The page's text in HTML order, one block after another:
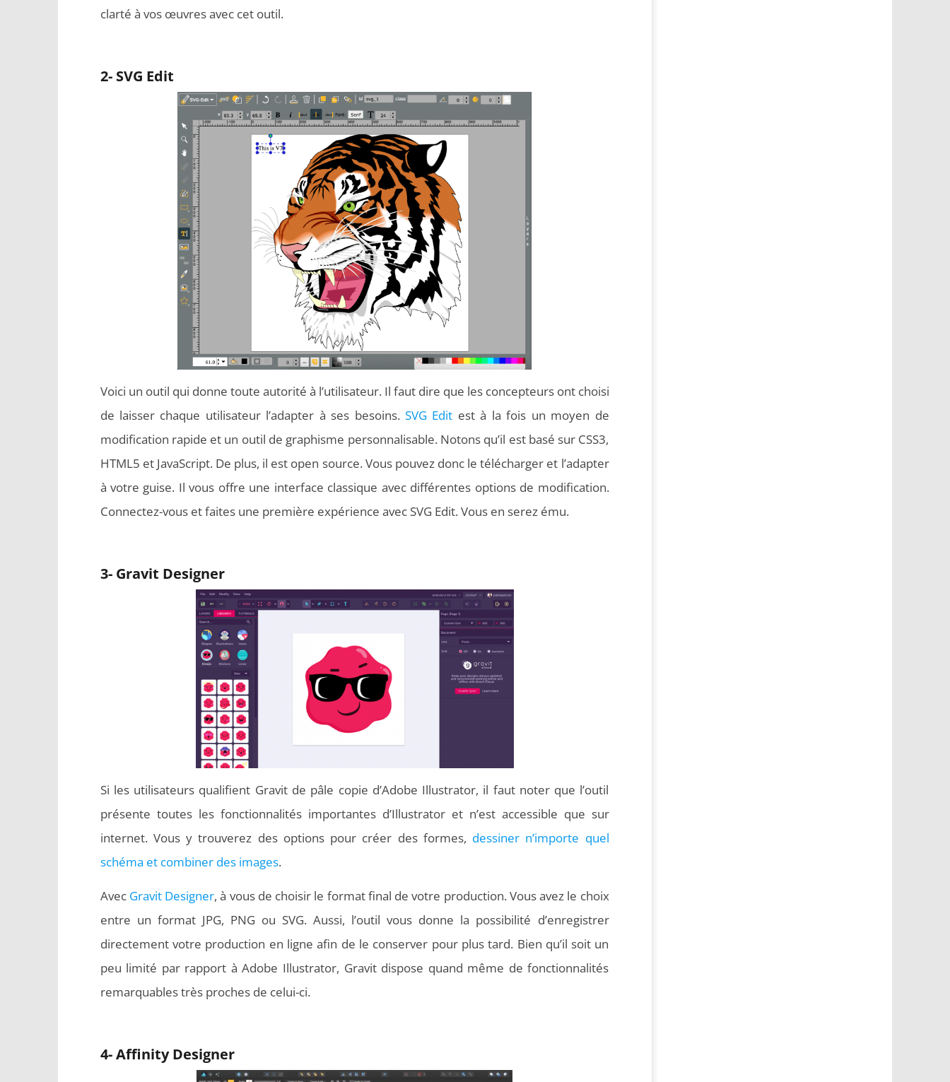
clarté à vos œuvres avec cet outil.
2- SVG Edit
Voici un outil qui donne toute autorité à l’utilisateur. Il faut dire que les concepteurs ont choisi
de laisser chaque utilisateur l’adapter à ses besoins. SVG Edit est à la fois un moyen de
modification rapide et un outil de graphisme personnalisable. Notons qu’il est basé sur CSS3,
HTML5 et JavaScript. De plus, il est open source. Vous pouvez donc le télécharger et l’adapter
à votre guise. Il vous offre une interface classique avec différentes options de modification.
Connectez-vous et faites une première expérience avec SVG Edit. Vous en serez ému.
3- Gravit Designer
Si les utilisateurs qualifient Gravit de pâle copie d’Adobe Illustrator, il faut noter que l’outil
présente toutes les fonctionnalités importantes d’Illustrator et n’est accessible que sur
internet. Vous y trouverez des options pour créer des formes, dessiner n’importe quel
schéma et combiner des images.
Avec Gravit Designer, à vous de choisir le format final de votre production. Vous avez le choix
entre un format JPG, PNG ou SVG. Aussi, l’outil vous donne la possibilité d’enregistrer
directement votre production en ligne afin de le conserver pour plus tard. Bien qu’il soit un
peu limité par rapport à Adobe Illustrator, Gravit dispose quand même de fonctionnalités
remarquables très proches de celui-ci.
4- Affinity Designer